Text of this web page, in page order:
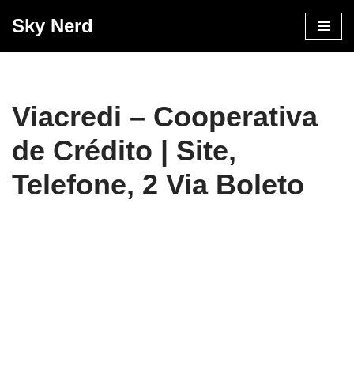
Sky Nerd
Viacredi – Cooperativa
de Crédito | Site,
Telefone, 2 Via Boleto